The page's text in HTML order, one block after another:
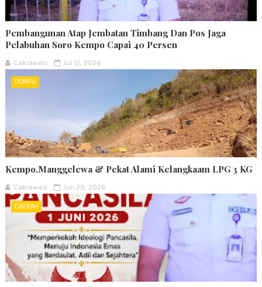
Pembangunan Atap Jembatan Timbang Dan Pos Jaga
Pelabuhan Soro Kempo Capai 40 Persen
Cakrawals Jul 12, 2026
DOMPU
Kempo,Manggelewa & Pekat Alami Kelangkaam LPG 3 KG
Cakrawals Jun 29, 2026
DAERAH